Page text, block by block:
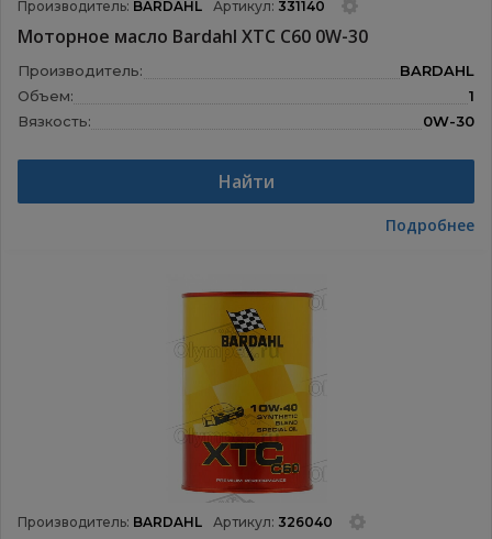
Производитель: BARDAHL Артикул: 331140
Моторное масло Bardahl XTC C60 0W-30
Производитель:
BARDAHL
Объем:
1
Вязкость:
0W-30
Найти
Подробнее
Производитель: BARDAHL Артикул: 326040